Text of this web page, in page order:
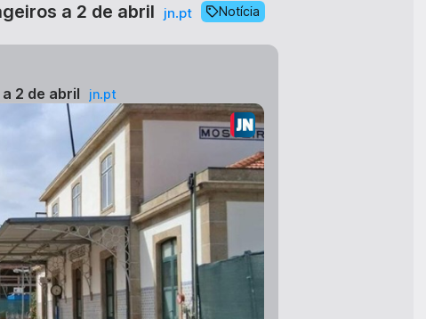
a 2 de abril jn.pt
Notícia
2 de abril jn.pt